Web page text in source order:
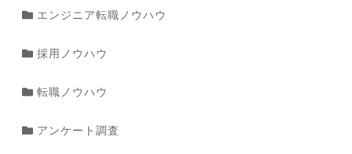
エンジニア転職ノウハウ
採用ノウハウ
転職ノウハウ
アンケート調査